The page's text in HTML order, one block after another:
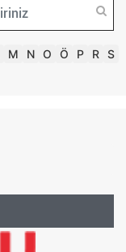
M N O Ö P R S